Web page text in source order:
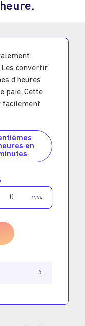
Les convertir
d'heures
paie. Cette
facilement
en